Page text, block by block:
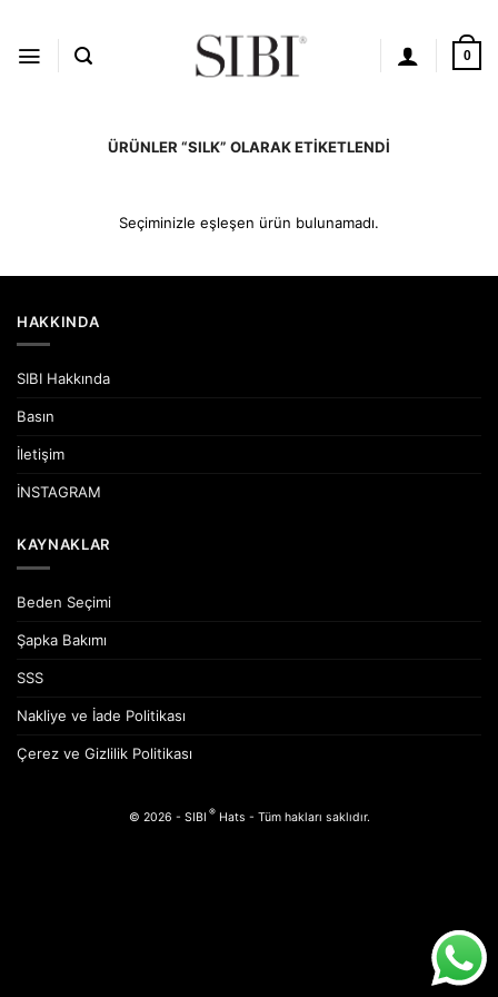
0
ÜRÜNLER “SILK” OLARAK ETIKETLENDI
Seçiminizle eşleşen ürün bulunamadı.
HAKKINDA
SIBI Hakkında
Basın
İletişim
İNSTAGRAM
KAYNAKLAR
Beden Seçimi
Şapka Bakımı
SSS
Nakliye ve İade Politikası
Çerez ve Gizlilik Politikası
© 2026 - SIBI ®Hats - Tüm hakları saklıdır.